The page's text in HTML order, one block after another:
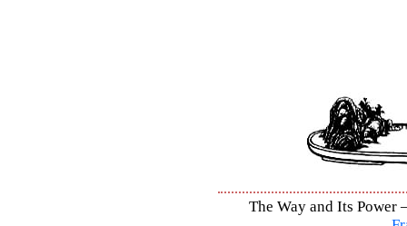
The Way and Its Power